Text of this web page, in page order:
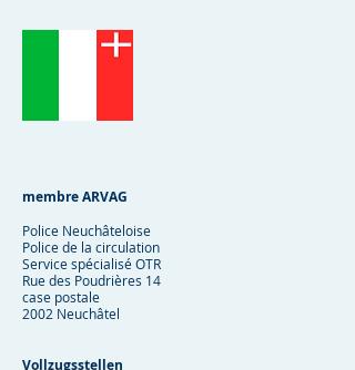
membre ARVAG
Police Neuchâteloise
Police de la circulation
Service spécialisé OTR
Rue des Poudrières 14
case postale
2002 Neuchâtel
Vollzugsstellen